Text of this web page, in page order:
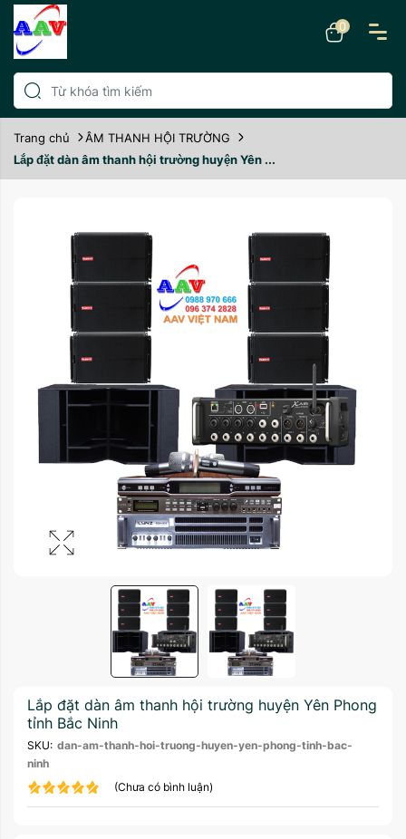
0
Trang chủ
ÂM THANH HỘI TRƯỜNG
Lắp đặt dàn âm thanh hội trường huyện Yên ...
Lắp đặt dàn âm thanh hội trường huyện Yên Phong
tỉnh Bắc Ninh
SKU: dan-am-thanh-hoi-truong-huyen-yen-phong-tinh-bac-
ninh
(Chưa có bình luận)